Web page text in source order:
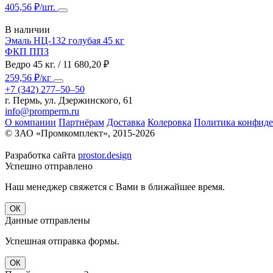
405,56 ₽/шт.
В наличии
Эмаль НЦ-132 голубая 45 кг
ФКП ППЗ
Ведро 45 кг. / 11 680,20 ₽
259,56 ₽/кг
+7 (342) 277‒50‒50
г. Пермь, ул. Дзержинского, 61
info@promperm.ru
О компании Партнёрам Доставка Колеровка Политика
© ЗАО «Промкомплект», 2015-2026
Разработка сайта prostor.design
Успешно отправлено
Наш менеджер свяжется с Вами в ближайшее время.
ОК
Данные отправлены
Успешная отправка формы.
ОК